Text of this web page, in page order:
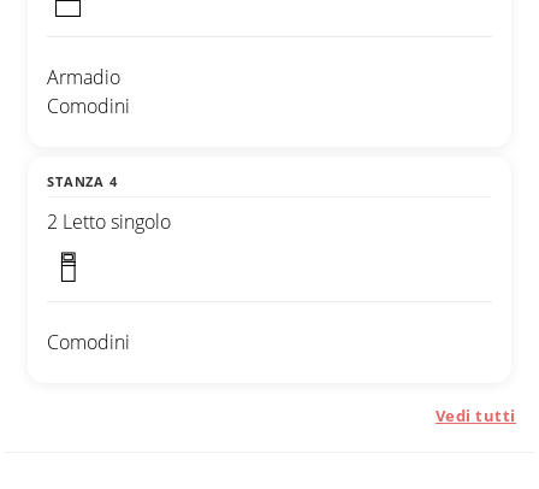
Armadio
Comodini
STANZA 4
2 Letto singolo
Comodini
Vedi tutti